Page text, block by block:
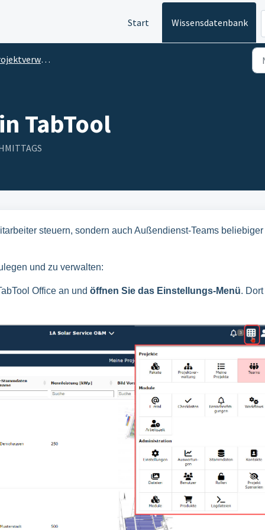
Start Wissensdatenbank
TabTool
steuern, sondern auch Außendienst-Teams beliebiger
und zu verwalten:
Office an und öffnen Sie das Einstellungs-Menü. Dort